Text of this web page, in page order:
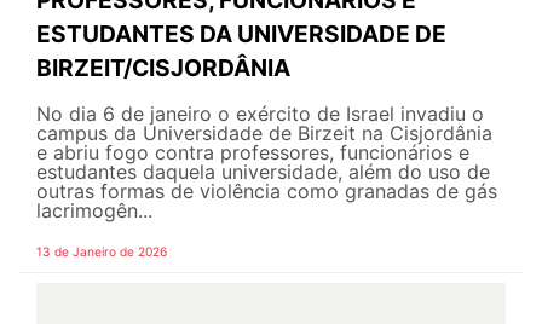
ESTUDANTES DA UNIVERSIDADE DE
BIRZEIT/CISJORDÂNIA
No dia 6 de janeiro o exército de Israel invadiu o
campus da Universidade de Birzeit na Cisjordânia
e abriu fogo contra professores, funcionários e
estudantes daquela universidade, além do uso de
outras formas de violência como granadas de gás
lacrimogên...
13 de Janeiro de 2026